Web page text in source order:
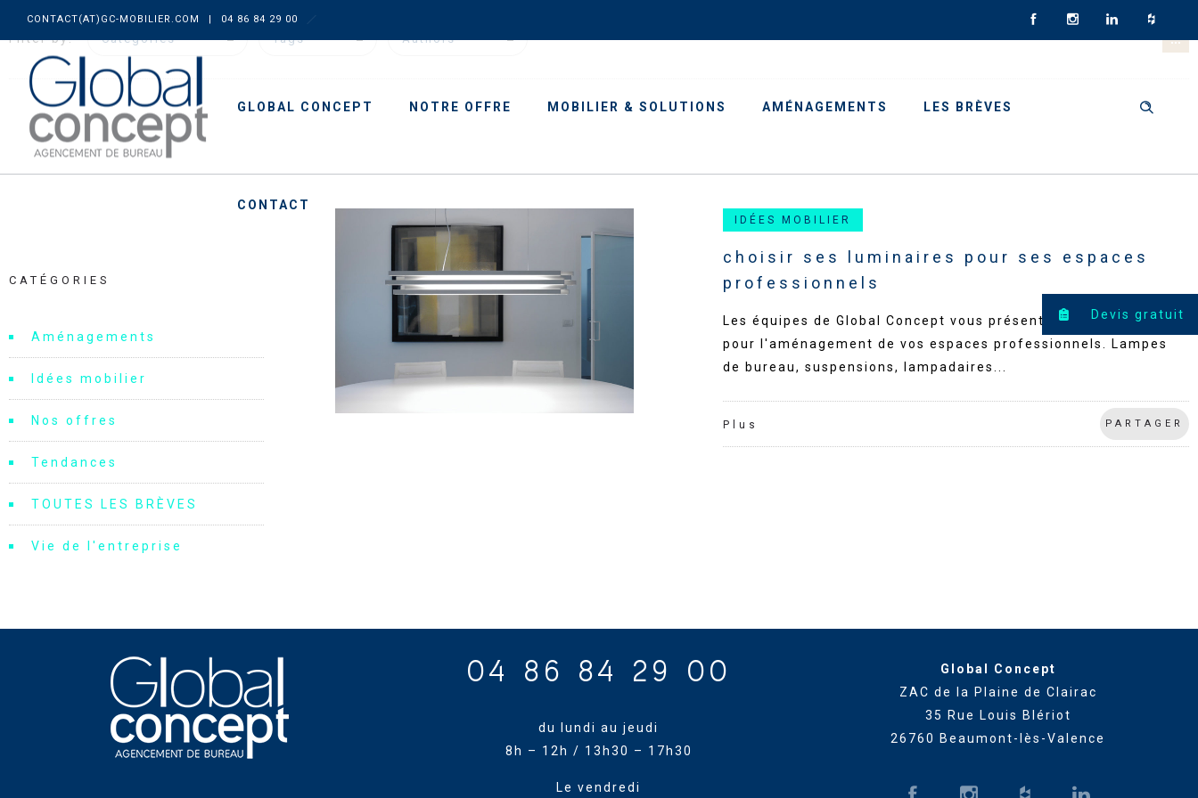
CONTACT(AT)GC-MOBILIER.COM | 04 86 84 29 00
GLOBAL CONCEPT NOTRE OFFRE MOBILIER & SOLUTIONS AMÉNAGEMENTS LES BRÈVES
CONTACT
Filter by: Categories Tags Authors
IDÉES MOBILIER
choisir ses luminaires pour ses espaces
professionnels
Les équipes de Global Concept vous présentent nos luminaires
pour l'aménagement de vos espaces professionnels. Lampes
de bureau, suspensions, lampadaires...
Plus PARTAGER
CATÉGORIES
Aménagements
Idées mobilier
Nos offres
Tendances
TOUTES LES BRÈVES
Vie de l'entreprise
04 86 84 29 00
du lundi au jeudi
8h – 12h / 13h30 – 17h30
Le vendredi
Global Concept
ZAC de la Plaine de Clairac
35 Rue Louis Blériot
26760 Beaumont-lès-Valence
Devis gratuit